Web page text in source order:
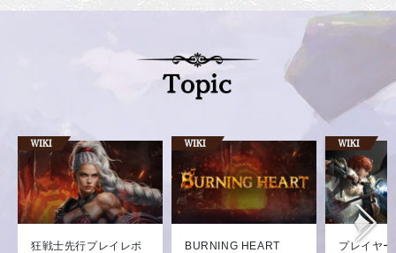
狂戦士先行プレイレポ
BURNING HEART
プレイヤ